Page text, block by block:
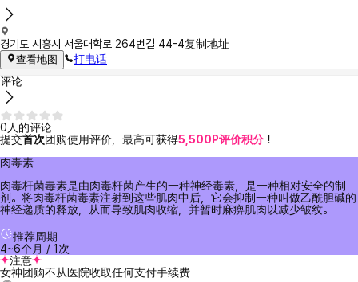
경기도 시흥시 서울대학로 264번길 44-4复制地址
查看地图
打电话
评论
0人的评论
提交首次团购使用评价，最高可获得5,500P评价积分 ！
肉毒素
肉毒杆菌毒素是由肉毒杆菌产生的一种神经毒素，是一种相对安全的制
剂。将肉毒杆菌毒素注射到这些肌肉中后，它会抑制一种叫做乙酰胆碱的
神经递质的释放，从而导致肌肉收缩，并暂时麻痹肌肉以减少皱纹。
推荐周期
4~6个月 / 1次
注意
女神团购不从医院收取任何支付手续费